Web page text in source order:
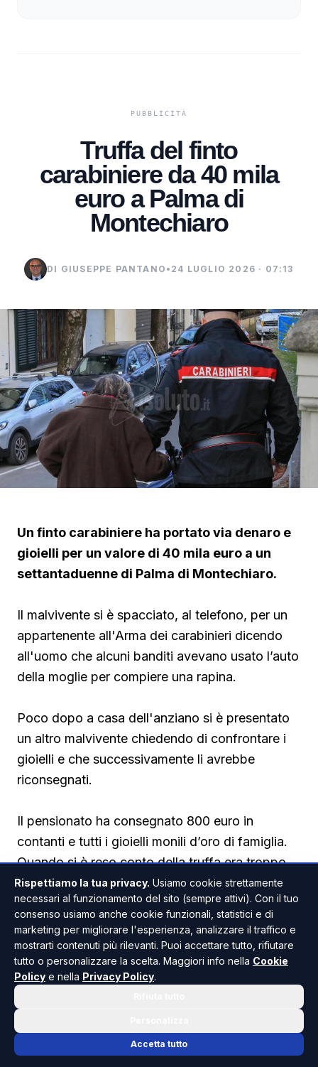
Truffa del finto
carabiniere da 40 mila
euro a Palma di
Montechiaro
DI GIUSEPPE PANTANO • 24 LUGLIO 2026 · 07:13
Un finto carabiniere ha portato via denaro e
gioielli per un valore di 40 mila euro a un
settantaduenne di Palma di Montechiaro.
Il malvivente si è spacciato, al telefono, per un
appartenente all'Arma dei carabinieri dicendo
all'uomo che alcuni banditi avevano usato l’auto
della moglie per compiere una rapina.
Poco dopo a casa dell'anziano si è presentato
un altro malvivente chiedendo di confrontare i
gioielli e che successivamente li avrebbe
riconsegnati.
Il pensionato ha consegnato 800 euro in
contanti e tutti i gioielli monili d’oro di famiglia.
Quando si è reso conto della truffa era troppo
tardi e non ha potuto fare altro che denunciare
tutto alle forze dell'ordine.
Rispettiamo la tua privacy. Usiamo cookie strettamente
necessari al funzionamento del sito (sempre attivi). Con il tuo
consenso usiamo anche cookie funzionali, statistici e di
marketing per migliorare l'esperienza, analizzare il traffico e
mostrarti contenuti più rilevanti. Puoi accettare tutto, rifiutare
tutto o personalizzare la scelta. Maggiori info nella Cookie
Policy e nella Privacy Policy.
Accetta tutto